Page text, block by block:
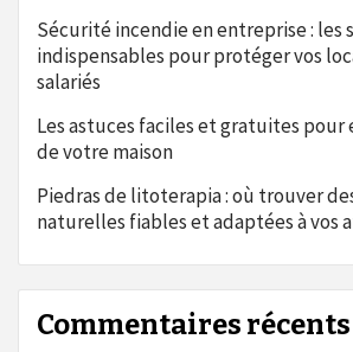
Sécurité incendie en entreprise : les
indispensables pour protéger vos
salariés
Les astuces faciles et gratuites pour
de votre maison
Piedras de litoterapia : où trouver
naturelles fiables et adaptées à vos
Commentaires récents